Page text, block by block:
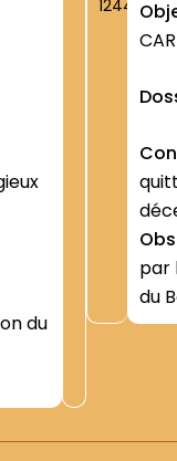
du
1244
par
du